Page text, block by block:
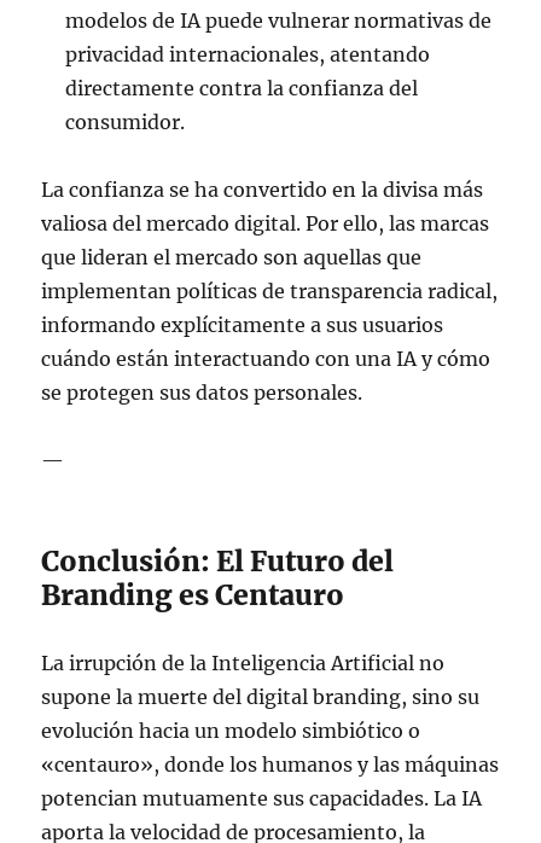
modelos de IA puede vulnerar normativas de
privacidad internacionales, atentando
directamente contra la confianza del
consumidor.
La confianza se ha convertido en la divisa más
valiosa del mercado digital. Por ello, las marcas
que lideran el mercado son aquellas que
implementan políticas de transparencia radical,
informando explícitamente a sus usuarios
cuándo están interactuando con una IA y cómo
se protegen sus datos personales.
—
Conclusión: El Futuro del
Branding es Centauro
La irrupción de la Inteligencia Artificial no
supone la muerte del digital branding, sino su
evolución hacia un modelo simbiótico o
«centauro», donde los humanos y las máquinas
potencian mutuamente sus capacidades. La IA
aporta la velocidad de procesamiento, la